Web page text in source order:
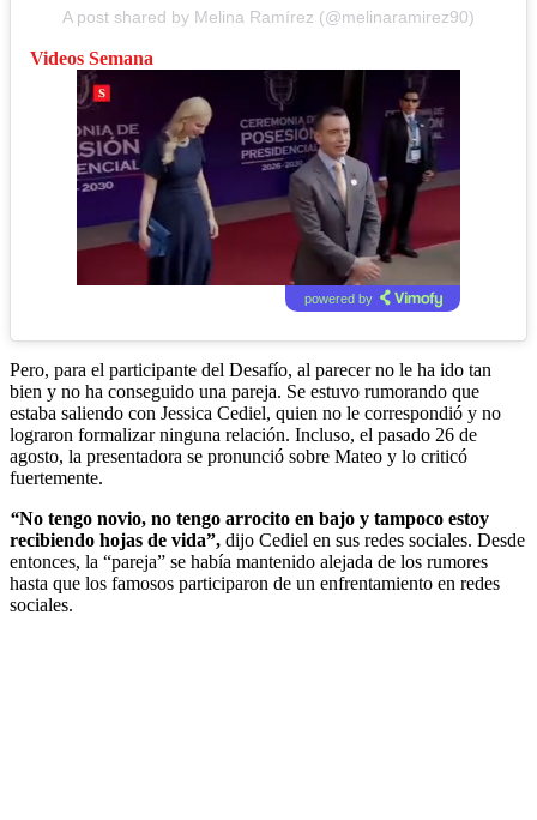
A post shared by Melina Ramírez (@melinaramirez90)
Videos Semana
powered by
Pero, para el participante del Desafío, al parecer no le ha ido tan
bien y no ha conseguido una pareja. Se estuvo rumorando que
estaba saliendo con Jessica Cediel, quien no le correspondió y no
lograron formalizar ninguna relación. Incluso, el pasado 26 de
agosto, la presentadora se pronunció sobre Mateo y lo criticó
fuertemente.
“No tengo novio, no tengo arrocito en bajo y tampoco estoy
recibiendo hojas de vida”, dijo Cediel en sus redes sociales. Desde
entonces, la “pareja” se había mantenido alejada de los rumores
hasta que los famosos participaron de un enfrentamiento en redes
sociales.